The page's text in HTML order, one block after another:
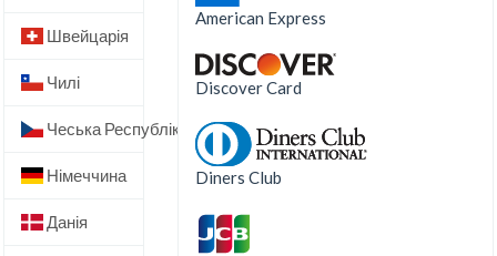
Швейцарія
Чилі
Чеська Республіка
Німеччина
Данія
American Express
Discover Card
Diners Club